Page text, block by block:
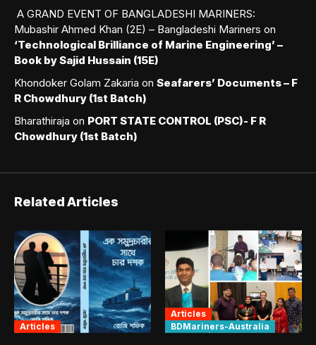
A GRAND EVENT OF BANGLADESHI MARINERS:
Mubashir Ahmed Khan (2E) – Bangladeshi Mariners on
‘Technological Brilliance of Marine Engineering’ –
Book by Sajid Hussain (15E)
Khondoker Golam Zakaria on Seafarers’ Documents – F
R Chowdhury (1st Batch)
Bharathiraja on PORT STATE CONTROL (PSC)- F R
Chowdhury (1st Batch)
Related Articles
Articles
Articles
BDMariners-Australia